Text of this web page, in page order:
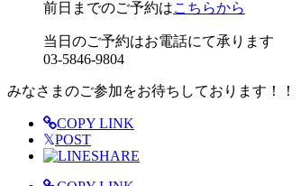
前日までのご予約はこちらから
当日のご予約はお電話にて承ります
03-5846-9804
みなさまのご参加をお待ちしております！！
COPY LINK
𝕏POST
SHARE